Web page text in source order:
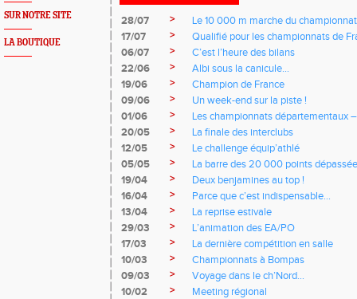
SUR NOTRE SITE
LA BOUTIQUE
28/07 >
Le 10 000 m marche du
17/07
>
Qualifié pour les championnats de
06/07
>
C’est l’heure des bilans
22/06
>
Albi sous la canicule…
19/06
>
Champion de France
09/06
>
Un week-end sur la piste !
01/06
>
Les championnats départementaux
20/05
>
La finale des interclubs
12/05
>
Le challenge équip’athlé
05/05
>
La barre des 20 000 points
19/04
>
Deux benjamines au top !
16/04
>
Parce que c’est indispensable…
13/04
>
La reprise estivale
29/03
>
L’animation des EA/PO
17/03
>
La dernière compétition en salle
10/03
>
Championnats à Bompas
09/03
>
Voyage dans le ch’Nord…
10/02
>
Meeting régional